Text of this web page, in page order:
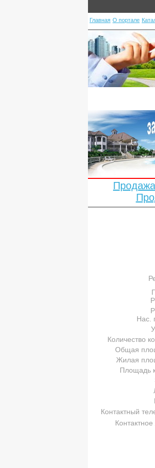
Главная О портале
Нас.
Количество
Общая
Жилая
Площадь
Контактный